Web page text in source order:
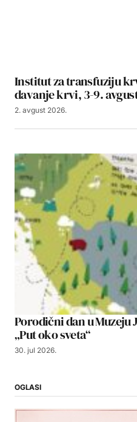
Institut za transfuziju
davanje krvi, 3-9.
2. avgust 2026.
Porodični dan u Muzeju
„Put oko sveta“
30. jul 2026.
OGLASI